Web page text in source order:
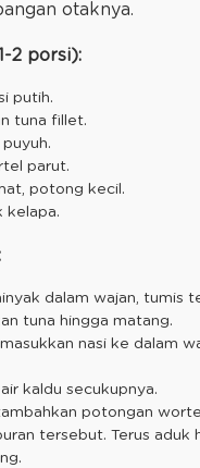
otaknya.
2 porsi):
putih.
tuna fillet.
parut.
potong kecil.
kelapa.
dalam wajan, tumis
tuna hingga matang.
nasi ke dalam
kaldu secukupnya.
potongan
tersebut. Terus aduk